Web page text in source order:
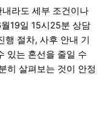
라도 세부 조건이나
19일 15시25분 상담
절차, 사후 안내 기
있는 혼선을 줄일 수
히 살펴보는 것이 안정